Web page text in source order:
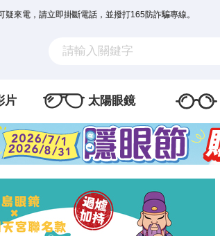
來電，請立即掛斷電話，並撥打165防詐騙專線。
片 太陽眼鏡